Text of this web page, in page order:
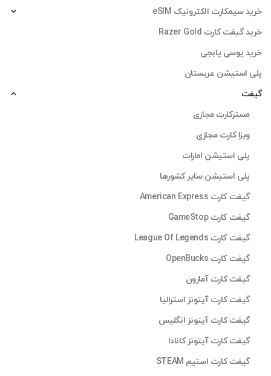
خرید سیمکارت الکترونیک eSIM
خرید گیفت کارت Razer Gold
خرید یوسی پابجی
پلی استیشن عربستان
گیفت
مسترکارت مجازی
ویزا کارت مجازی
پلی استیشن امارات
پلی استیشن سایر کشورها
گیفت کارت American Express
گیفت کارت GameStop
گیفت کارت League Of Legends
گیفت کارت OpenBucks
گیفت کارت آمازون
گیفت کارت آیتونز استرالیا
گیفت کارت آیتونز انگلیس
گیفت کارت آیتونز کانادا
گیفت کارت استیم STEAM